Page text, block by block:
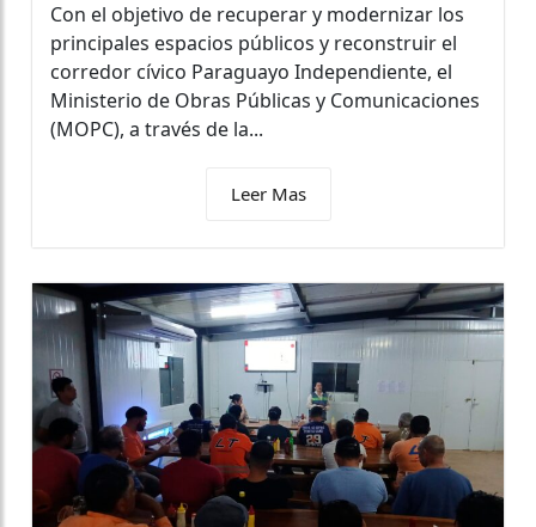
Con el objetivo de recuperar y modernizar los
principales espacios públicos y reconstruir el
corredor cívico Paraguayo Independiente, el
Ministerio de Obras Públicas y Comunicaciones
(MOPC), a través de la...
Leer Mas